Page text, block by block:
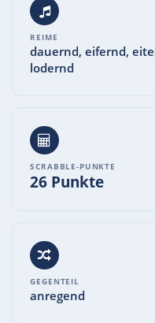
REIME
dauernd, eifernd,
lodernd
SCRABBLE-PUNKTE
26 Punkte
GEGENTEIL
anregend